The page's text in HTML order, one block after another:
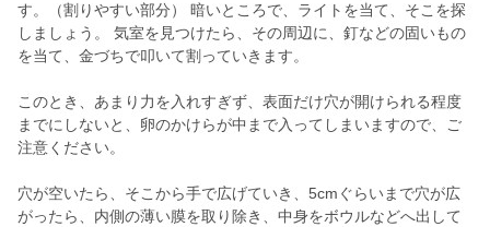
す。（割りやすい部分） 暗いところで、ライトを当て、そこを探
しましょう。 気室を見つけたら、その周辺に、釘などの固いもの
を当て、金づちで叩いて割っていきます。
このとき、あまり力を入れすぎず、表面だけ穴が開けられる程度
までにしないと、卵のかけらが中まで入ってしまいますので、ご
注意ください。
穴が空いたら、そこから手で広げていき、5cmぐらいまで穴が広
がったら、内側の薄い膜を取り除き、中身をボウルなどへ出して